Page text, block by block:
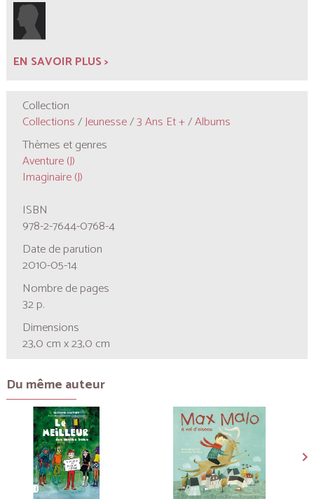
EN SAVOIR PLUS >
Collection
Collections/Jeunesse/3 Ans Et +/Albums
Thèmes et genres
Aventure (J)
Imaginaire (J)
ISBN
978-2-7644-0768-4
Date de parution
2010-05-14
Nombre de pages
32 p.
Dimensions
23,0 cm x 23,0 cm
Du même auteur